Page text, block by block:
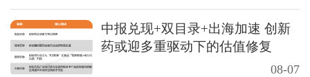
中报兑现+双目录+出海加速 创新
药或迎多重驱动下的估值修复
08-07